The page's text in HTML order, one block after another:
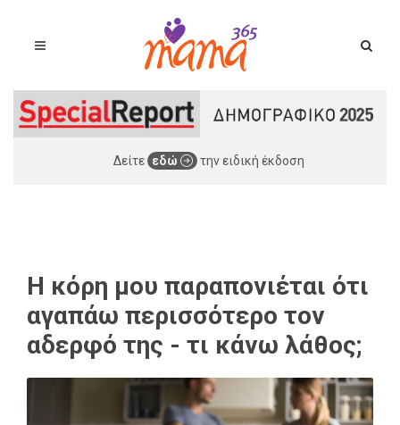
Δείτε εδώ την ειδική έκδοση
Η κόρη μου παραπονιέται ότι
αγαπάω περισσότερο τον
αδερφό της - τι κάνω λάθος;